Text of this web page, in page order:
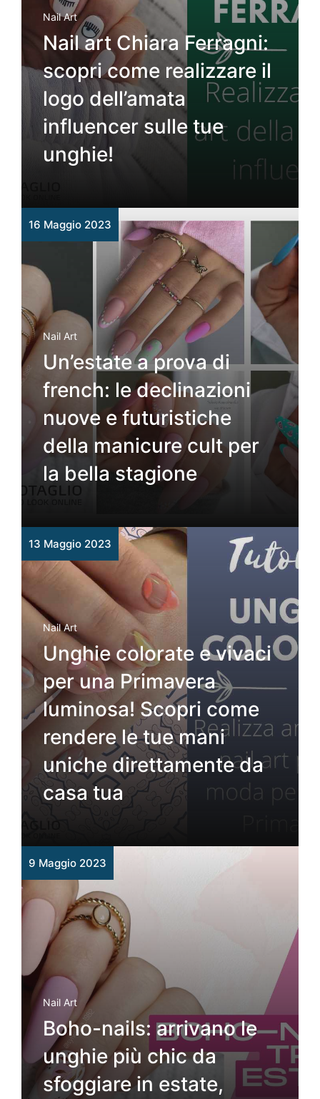
Nail Art
Nail art Chiara Ferragni:
scopri come realizzare il
logo dell’amata
influencer sulle tue
unghie!
16 Maggio 2023
Nail Art
Un’estate a prova di
french: le declinazioni
nuove e futuristiche
della manicure cult per
la bella stagione
13 Maggio 2023
Nail Art
Unghie colorate e vivaci
per una Primavera
luminosa! Scopri come
rendere le tue mani
uniche direttamente da
casa tua
9 Maggio 2023
Nail Art
Boho-nails: arrivano le
unghie più chic da
sfoggiare in estate,